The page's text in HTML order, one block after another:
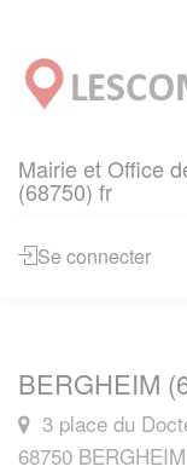
Mairie et Office
(68750) fr
Se connecter
BERGHEIM
3 place du
68750 BERGHEIM